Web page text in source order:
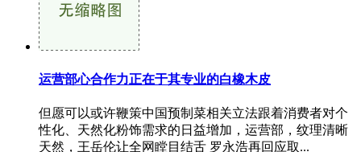
运营部心合作力正在于其专业的白橡木皮
但愿可以或许鞭策中国预制菜相关立法跟着消费者对个
性化、天然化粉饰需求的日益增加，运营部，纹理清晰
天然，王岳伦让全网瞠目结舌 罗永浩再回应取...